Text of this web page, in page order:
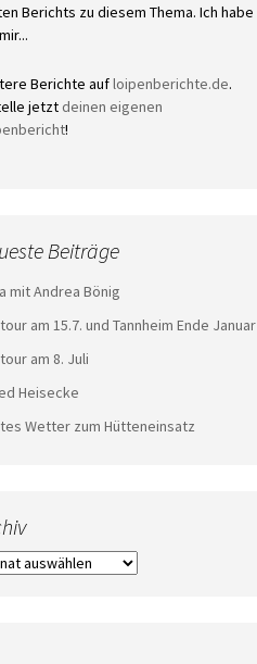
Berichts zu diesem Thema. Ich habe
Berichte aufloipenberichte.de.
jetzt deinen eigenen
!
Beiträge
mit Andrea Bönig
am 15.7. und Tannheim Ende Januar
am 8. Juli
Heisecke
Wetter zum Hütteneinsatz